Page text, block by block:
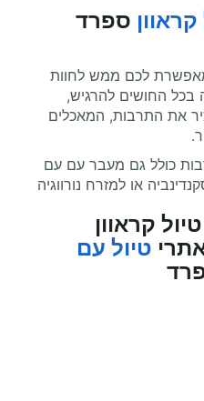
קראוון ספרד
לכם ממש לחוות
בכל החושים להרגיש,
את התרבות, המאכלים
כולל גם מעבר עם עם
או למזרח נורווגיה
קראוון
טיול עם